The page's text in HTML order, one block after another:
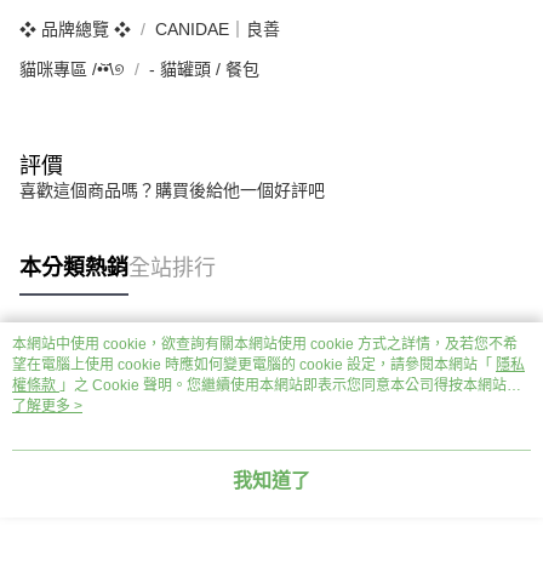
❖ 品牌總覽 ❖ CANIDAE｜良善
貓咪專區 /•᷅‎‎•᷄\୭ ‐ 貓罐頭 / 餐包
評價
喜歡這個商品嗎？購買後給他一個好評吧
本分類熱銷全站排行
熱門標籤
本網站中使用 cookie，欲查詢有關本網站使用 cookie 方式之詳情，及若您不希
望在電腦上使用 cookie 時應如何變更電腦的 cookie 設定，請參閱本網站「 隱私
權條款 」之 Cookie 聲明。您繼續使用本網站即表示您同意本公司得按本網站使
用條款之 Cookie 聲明使用 cookie。
了解更多 >
我知道了